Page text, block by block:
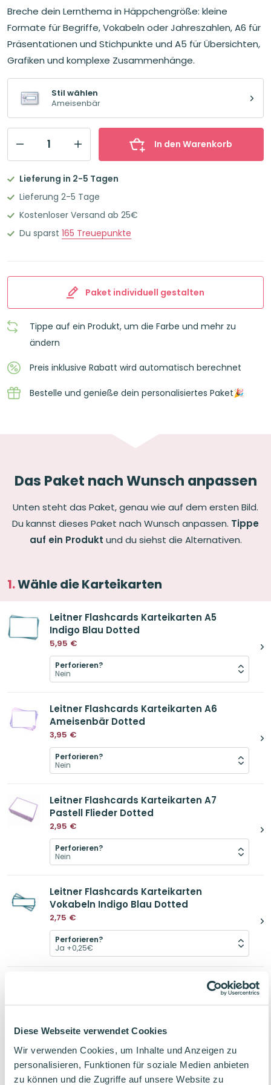
Diese Webseite verwendet Cookies
Wir verwenden Cookies, um Inhalte und Anzeigen zu
personalisieren, Funktionen für soziale Medien anbieten
zu können und die Zugriffe auf unsere Website zu
Preis
war:
18,35€
Preis
ist:
16,54€.
Breche dein Lernthema in Häppchengröße: kleine
Formate für Begriffe, Vokabeln oder Jahreszahlen, A6 für
Präsentationen und Stichpunkte und A5 für Übersichten,
Grafiken und komplexe Zusammenhänge.
Stil wählen
Ameisenbär
Alle
Karteikartenformate
im
Set
In den Warenkorb
Lieferung in 2-5 Tagen
Lieferung 2-5 Tage
Kostenloser Versand ab 25€
Du sparst 165 Treuepunkte
Paket individuell gestalten
Tippe auf ein Produkt, um die Farbe und mehr zu
ändern
Preis inklusive Rabatt wird automatisch berechnet
Bestelle und genieße dein personalisiertes Paket🎉
Das Paket nach Wunsch anpassen
Unten steht das Paket, genau wie auf dem ersten Bild.
Du kannst dieses Paket nach Wunsch anpassen. Tippe
auf ein Produkt und du siehst die Alternativen.
Wähle die Karteikarten
Leitner Flashcards Karteikarten A5
Indigo Blau Dotted
5,95 €
Perforieren?
Leitner Flashcards Karteikarten A6
Ameisenbär Dotted
3,95 €
Perforieren?
Leitner Flashcards Karteikarten A7
Pastell Flieder Dotted
2,95 €
Perforieren?
Leitner Flashcards Karteikarten
Vokabeln Indigo Blau Dotted
2,75 €
Perforieren?
Leitner Flashcards Sticker für
Schulsachen & Lernzettel Ameisenbär
2,00 €